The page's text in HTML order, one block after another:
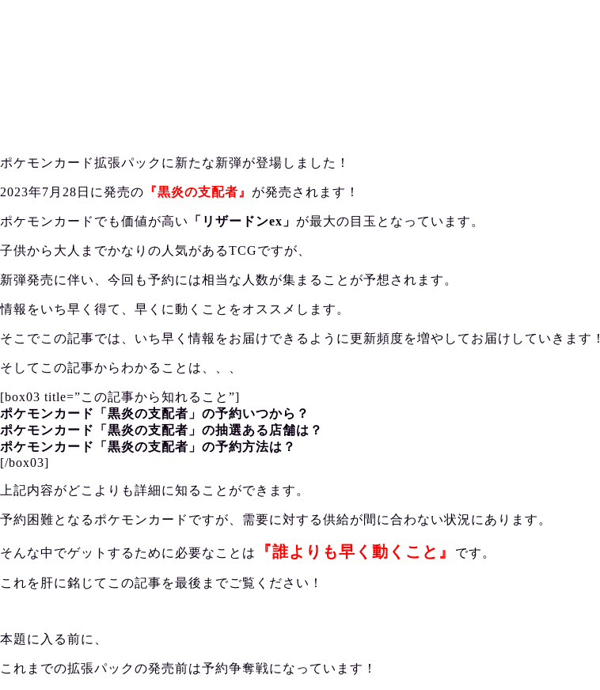
ポケモンカード拡張パックに新たな新弾が登場しました！
2023年7月28日に発売の 『黒炎の支配者』 が発売されます！
ポケモンカードでも価値が高い 「リザードンex」 が最大の目玉となっています。
子供から大人までかなりの人気があるTCGですが、
新弾発売に伴い、今回も予約には相当な人数が集まることが予想されます。
情報をいち早く得て、早くに動くことをオススメします。
そこでこの記事では、いち早く情報をお届けできるように更新頻度を増やしてお届けしていきます！
そしてこの記事からわかることは、、、
[box03 title=”この記事から知れること”]
ポケモンカード「黒炎の支配者」の予約いつから？
ポケモンカード「黒炎の支配者」の抽選ある店舗は？
ポケモンカード「黒炎の支配者」の予約方法は？
[/box03]
上記内容がどこよりも詳細に知ることができます。
予約困難となるポケモンカードですが、需要に対する供給が間に合わない状況にあります。
そんな中でゲットするために必要なことは 『誰よりも早く動くこと』 です。
これを肝に銘じてこの記事を最後までご覧ください！
本題に入る前に、
これまでの拡張パックの発売前は予約争奪戦になっています！